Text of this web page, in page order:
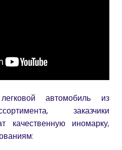
автомобиль из
заказчики
качественную иномарку,